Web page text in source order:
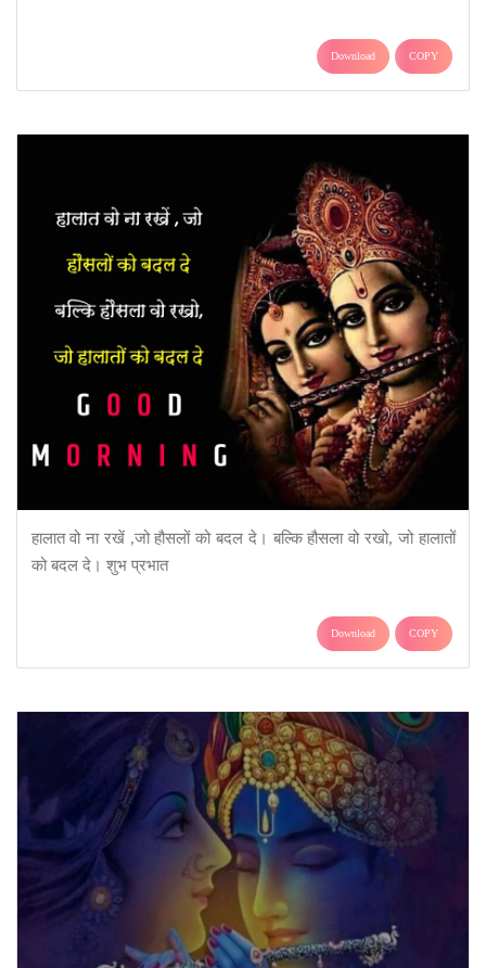
Download COPY
हालात वो ना रखें ,जो हौसलों को बदल दे। बल्कि हौसला वो रखो, जो हालातों
को बदल दे। शुभ प्रभात
Download COPY